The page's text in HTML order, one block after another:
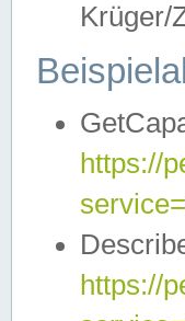
Krüger/
https://
https://